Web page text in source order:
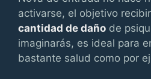
activarse, el objetivo
cantidad de daño de
imaginarás, es ideal para
bastante salud como por